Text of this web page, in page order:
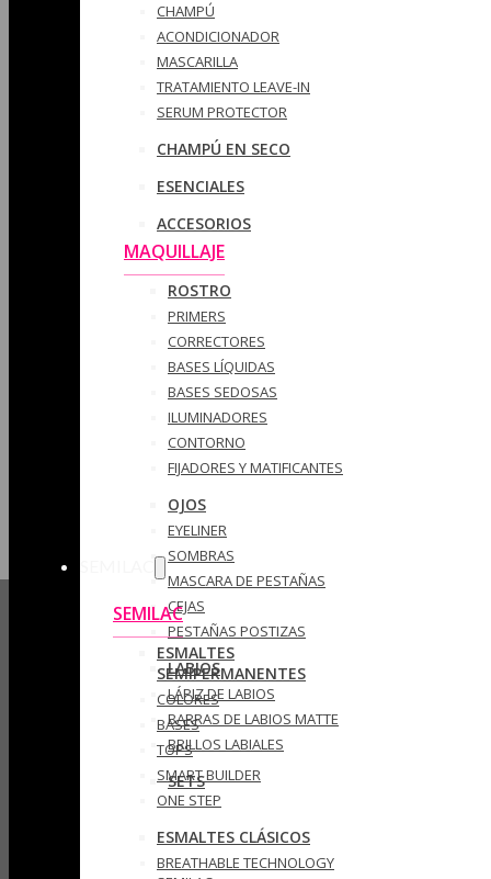
CHAMPÚ
ACONDICIONADOR
MASCARILLA
TRATAMIENTO LEAVE-IN
SERUM PROTECTOR
CHAMPÚ EN SECO
ESENCIALES
ACCESORIOS
MAQUILLAJE
ROSTRO
PRIMERS
CORRECTORES
BASES LÍQUIDAS
BASES SEDOSAS
ILUMINADORES
CONTORNO
FIJADORES Y MATIFICANTES
OJOS
EYELINER
SOMBRAS
MASCARA DE PESTAÑAS
CEJAS
PESTAÑAS POSTIZAS
LABIOS
LÁPIZ DE LABIOS
BARRAS DE LABIOS MATTE
BRILLOS LABIALES
SETS
SEMILAC
ESMALTES
SEMIPERMANENTES
COLORES
BASES
TOPS
SMART BUILDER
ONE STEP
ESMALTES CLÁSICOS
BREATHABLE TECHNOLOGY